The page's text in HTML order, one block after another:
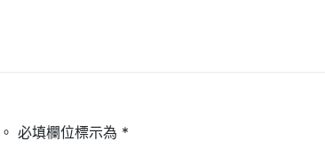
必填欄位標示為 *